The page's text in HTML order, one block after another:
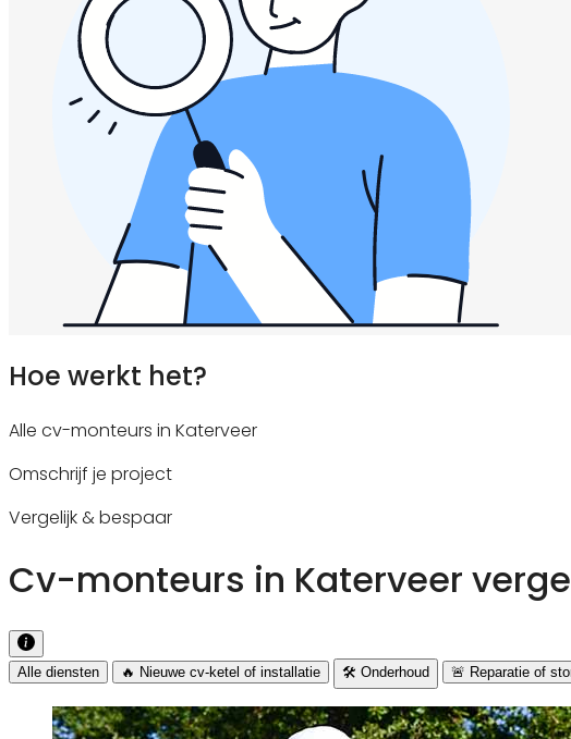
Hoe werkt het?
Alle cv-monteurs in Katerveer
Omschrijf je project
Vergelijk & bespaar
Cv-monteurs in Katerveer
Alle diensten 🔥 Nieuwe cv-ketel of installatie 🛠️ Onderhoud 🚨 Reparatie of